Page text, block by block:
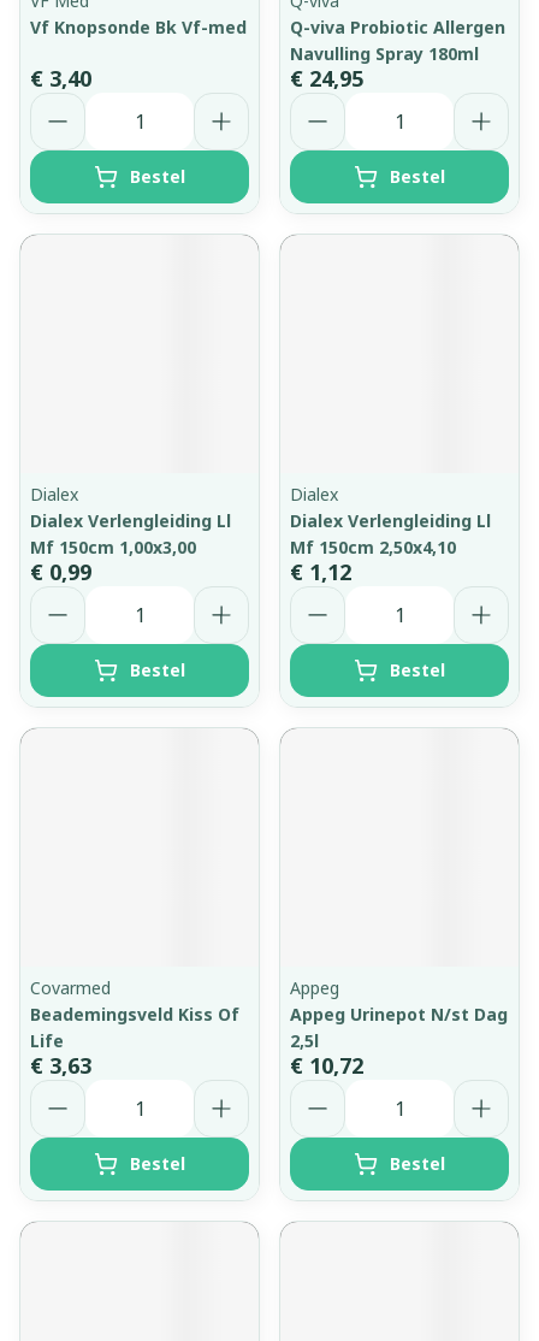
Vf Knopsonde Bk Vf-med
€ 3,40
Aantal
Bestel
Q-viva Probiotic Allergen
Navulling Spray 180ml
€ 24,95
Aantal
Bestel
Dialex
Dialex Verlengleiding Ll
Mf 150cm 1,00x3,00
€ 0,99
Aantal
Bestel
Dialex
Dialex Verlengleiding Ll
Mf 150cm 2,50x4,10
€ 1,12
Aantal
Bestel
Covarmed
Beademingsveld Kiss Of
Life
€ 3,63
Aantal
Bestel
Appeg
Appeg Urinepot N/st Dag
2,5l
€ 10,72
Aantal
Bestel